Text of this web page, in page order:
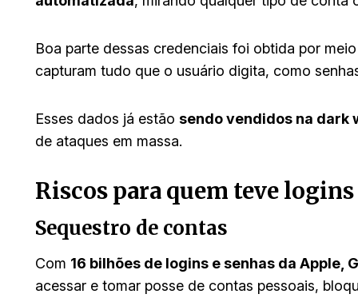
Boa parte dessas credenciais foi obtida por
capturam tudo que o usuário digita, como
Esses dados já estão sendo vendidos na dark
de ataques em massa.
Riscos para quem teve logins
Sequestro de contas
Com 16 bilhões de logins e senhas da Apple,
acessar e tomar posse de contas pessoais,